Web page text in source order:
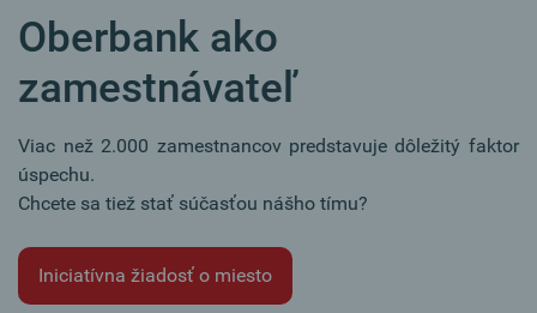
Oberbank ako
zamestnávateľ
Viac než 2.000 zamestnancov predstavuje dôležitý faktor
úspechu.
Chcete sa tiež stať súčasťou nášho tímu?
Iniciatívna žiadosť o miesto